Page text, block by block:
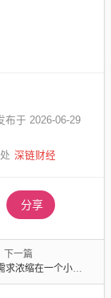
布于 2026-06-29
深链财经
分享
下一篇
的饺子里面，也是充满了生活的巧思的